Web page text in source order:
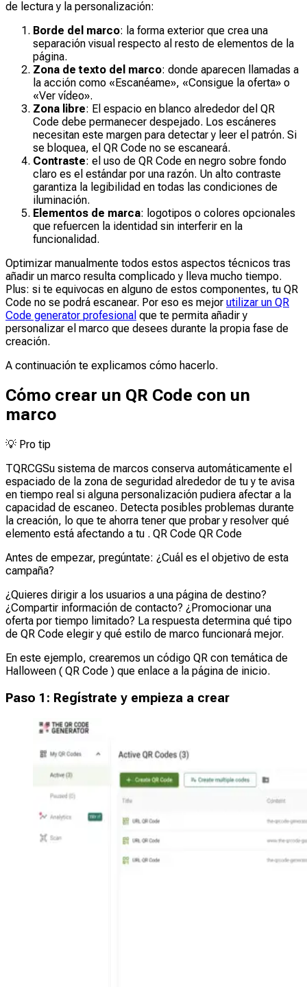
de lectura y la personalización:
Borde del marco: la forma exterior que crea una
separación visual respecto al resto de elementos de la
página.
Zona de texto del marco: donde aparecen llamadas a
la acción como «Escanéame», «Consigue la oferta» o
«Ver vídeo».
Zona libre: El espacio en blanco alrededor del QR
Code debe permanecer despejado. Los escáneres
necesitan este margen para detectar y leer el patrón. Si
se bloquea, el QR Code no se escaneará.
Contraste: el uso de QR Code en negro sobre fondo
claro es el estándar por una razón. Un alto contraste
garantiza la legibilidad en todas las condiciones de
iluminación.
Elementos de marca: logotipos o colores opcionales
que refuercen la identidad sin interferir en la
funcionalidad.
Optimizar manualmente todos estos aspectos técnicos tras
añadir un marco resulta complicado y lleva mucho tiempo.
Plus: si te equivocas en alguno de estos componentes, tu QR
Code no se podrá escanear. Por eso es mejor utilizar un QR
Code generator profesional que te permita añadir y
personalizar el marco que desees durante la propia fase de
creación.
A continuación te explicamos cómo hacerlo.
Cómo crear un QR Code con un
marco
💡 Pro tip
TQRCGSu sistema de marcos conserva automáticamente el
espaciado de la zona de seguridad alrededor de tu y te avisa
en tiempo real si alguna personalización pudiera afectar a la
capacidad de escaneo. Detecta posibles problemas durante
la creación, lo que te ahorra tener que probar y resolver qué
elemento está afectando a tu . QR Code QR Code
Antes de empezar, pregúntate: ¿Cuál es el objetivo de esta
campaña?
¿Quieres dirigir a los usuarios a una página de destino?
¿Compartir información de contacto? ¿Promocionar una
oferta por tiempo limitado? La respuesta determina qué tipo
de QR Code elegir y qué estilo de marco funcionará mejor.
En este ejemplo, crearemos un código QR con temática de
Halloween ( QR Code ) que enlace a la página de inicio.
Paso 1: Regístrate y empieza a crear